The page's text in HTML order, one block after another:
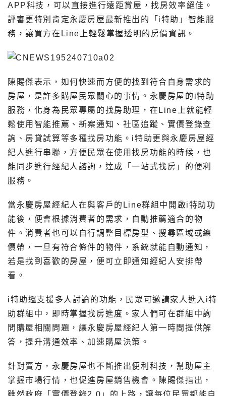
APP科技，可以直接進行遠距賞屋，找房效率絕佳。
評審更特別肯定永慶房屋最新推出的「i特助」智能服
務，讓買方在Line上輕鬆掌握透明的房價資訊。
陳賜傑表示，如何快速而方便的找到符合自身需求的
房屋，是許多購屋民眾關心的事情。永慶房屋的i特助
服務，化身為民眾專屬的找房助理，在Line上就能輕
鬆使用智能推薦、新案通知、社區追蹤、實價登錄查
詢、房貸試算等多種找房功能。i特助更與永慶房屋經
紀人進行串聯，方便民眾在使用找房功能的時候，也
能同步進行經紀人諮詢，達成「一站式找房」的便利
服務。
當永慶房屋經紀人在與客戶的Line群組中開啟i特助功
能後，便會根據消費者的需求，自動推薦適合的物
件。消費者也可以自行調整目標房型、搜尋區域或總
價帶，一旦有符合條件的物件，系統就能自動通知，
若是找到喜歡的房屋，便可立即通知經紀人安排帶
看。
i特助還支援多人討論的功能，民眾可邀請家人進入i特
助群組中，即時掌握找房進度。家人們可在群組中詢
問購屋相關問題，讓永慶房屋經紀人第一時間提供解
答，提升溝通效率、加速購屋決策。
針對賣方，永慶房屋也不斷推出便利科技，幫助屋主
掌握市場行情，也促進房屋銷售機會。陳賜傑指出，
雖然政府「實價登錄2.0」的上路，讓每位民眾都能自